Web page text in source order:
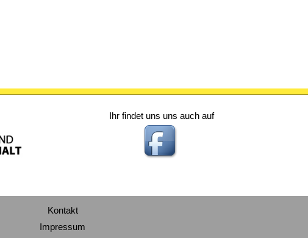
Ihr findet uns uns auch auf
Kontakt
Impressum